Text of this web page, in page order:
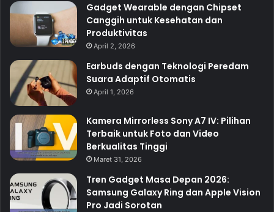
Gadget Wearable dengan Chipset
Canggih untuk Kesehatan dan
Produktivitas
April 2, 2026
Earbuds dengan Teknologi Peredam
Suara Adaptif Otomatis
April 1, 2026
Kamera Mirrorless Sony A7 IV: Pilihan
Terbaik untuk Foto dan Video
Berkualitas Tinggi
Maret 31, 2026
Tren Gadget Masa Depan 2026:
Samsung Galaxy Ring dan Apple Vision
Pro Jadi Sorotan